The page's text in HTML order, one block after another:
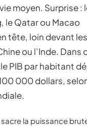
moyen. Surprise :
le Qatar ou Macao
tête, loin devant
ou l’Inde. Dans
PIB par habitant
000 dollars,
sacre la puissance